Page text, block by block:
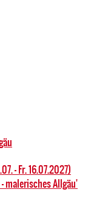
- Fr. 16.07.2027)
malerisches Allgäu'